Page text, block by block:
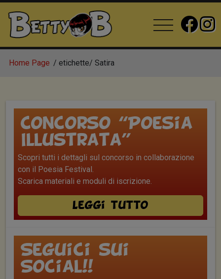
Home Page etichette Satira
Concorso “Poesia
Illustrata”
Scopri tutti i dettagli sul concorso in collaborazione
con il Poesia Festival.
Scarica materiali e moduli di iscrizione.
Leggi tutto
Seguici sui
Social!!